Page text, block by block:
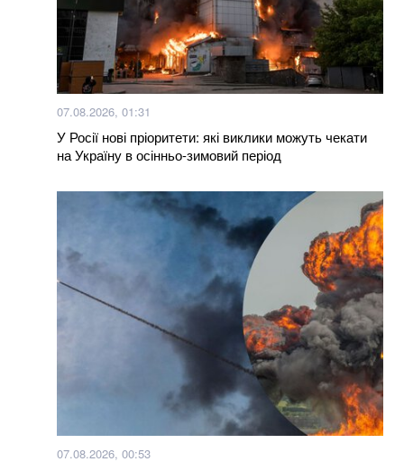
100% фальсифікат: у Тернополі продають масло з
заводу, який давно перетворився на руїни
Нагороджені посмертно: у Хмельницькому нагороди
загиблих Героїв отримали їх родини
07.08.2026, 01:31
У Росії нові пріоритети: які виклики можуть чекати
на Україну в осінньо-зимовий період
07.08.2026, 00:53